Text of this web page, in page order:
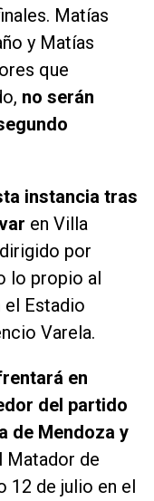
Matías
y Matías
que
no serán
instancia tras
en Villa
por
lo propio al
el Estadio
Varela.
en
del partido
de Mendoza y
Matador de
12 de julio en el